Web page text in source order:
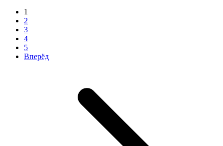
1
2
3
4
5
Вперёд